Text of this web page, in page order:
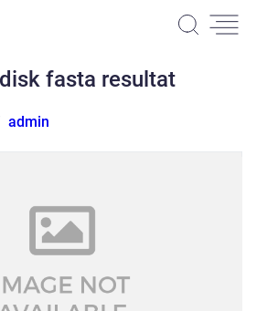
fasta resultat
admin